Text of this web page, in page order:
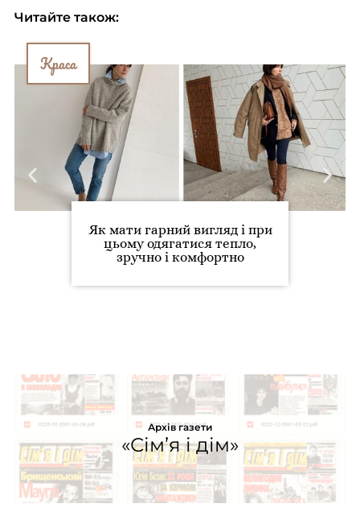
Читайте також:
Краса
Як мати гарний вигляд і при
цьому одягатися тепло,
зручно і комфортно
Архів газети
«Сім’я і дім»